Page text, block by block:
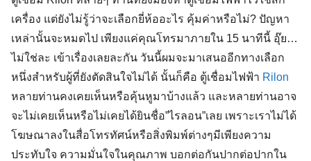
เครื่อง แต่ยังไม่รู้ว่าจะเลือกยี่ห้ออะไร คุ้มค่าหรือไม่? ปัญหา
เหล่านั้นจะหมดไป เพียงแค่คุณโทรมาภายใน 15 นาทีนี้ อุ๊ย…
ไม่ใช่ละ เข้าเรื่องเลยละกัน วันนี้ผมจะมาเสนออีกทางเลือก
หนึ่งสำหรับผู้ที่ยังตัดสินใจไม่ได้ นั้นก็คือ ตู้เชื่อมไฟฟ้า Rilon
หลายท่านคงเคยเห็นหรือคุ้นหูมาบ้างแล้ว และหลายท่านอาจ
จะไม่เคยเห็นหรือไม่เคยได้ยินชื่อ”ไรลอน”เลย เพราะเราไม่ได้
โฆษณาลงในสื่อโทรทัศน์หรือสิ่งพิมพ์ต่างๆมีเพียงความ
ประทับใจ ความมั่นใจในคุณภาพ บอกต่อกันปากต่อปากใน